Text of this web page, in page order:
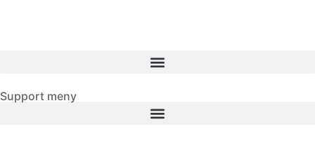
Support meny